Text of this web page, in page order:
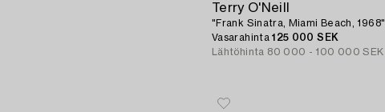
Terry O'Neill
"Frank Sinatra, Miami Beach, 1968".
Vasarahinta125 000 SEK
Lähtöhinta 80 000 - 100 000 SEK